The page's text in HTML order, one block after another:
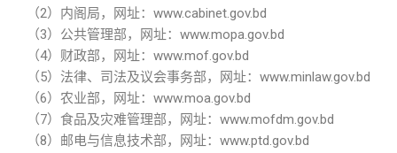
（2）内阁局，网址： www.cabinet.gov.bd
（3）公共管理部，网址： www.mopa.gov.bd
（4）财政部，网址： www.mof.gov.bd
（5）法律、司法及议会事务部，网址： www.minlaw.gov.bd
（6）农业部，网址： www.moa.gov.bd
（7）食品及灾难管理部，网址： www.mofdm.gov.bd
（8）邮电与信息技术部，网址： www.ptd.gov.bd